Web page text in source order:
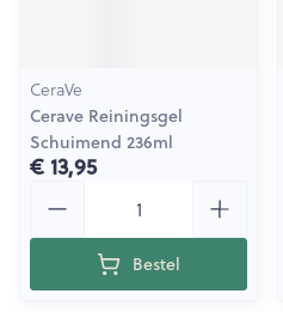
CeraVe
Cerave Reiningsgel
Schuimend 236ml
€ 13,95
Bestel